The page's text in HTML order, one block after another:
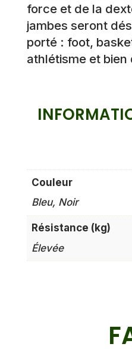
force et de la
jambes seront
porté : foot,
athlétisme et bien
Couleur
Bleu, Noir
Résistance (kg)
Élevée